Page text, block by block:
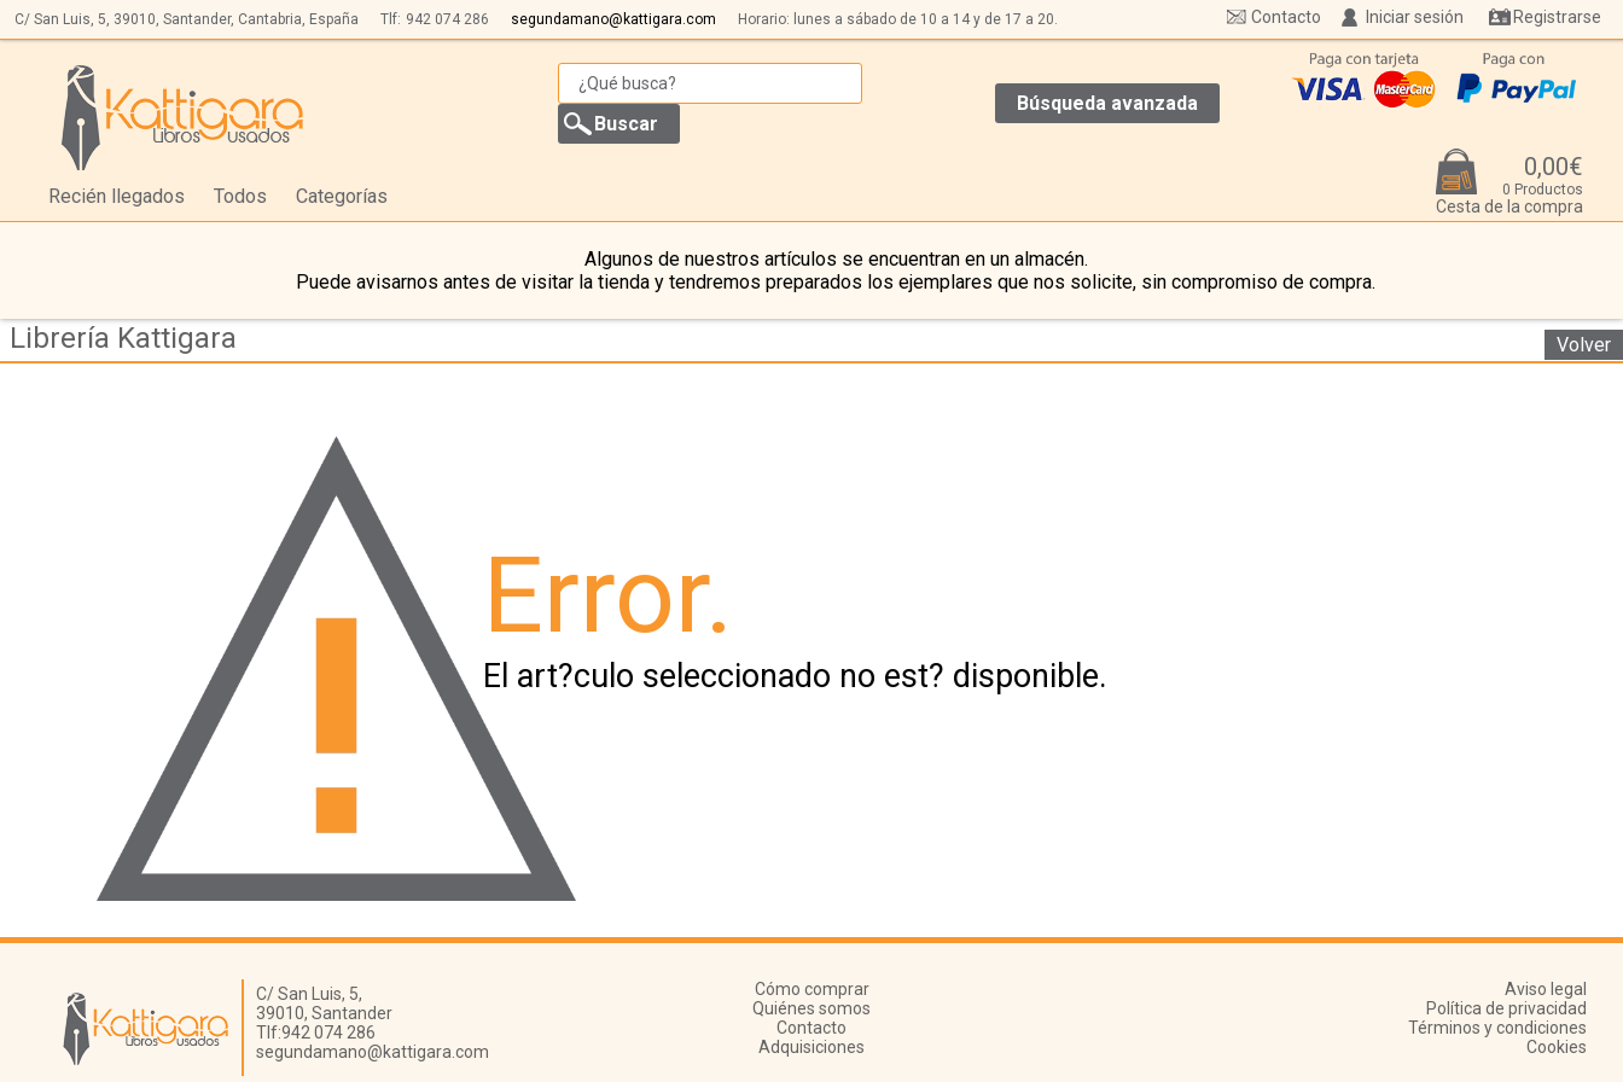
C/ San Luis, 5, 39010, Santander, Cantabria, España Tlf: 942 074 286 segundamano@kattigara.com Horario: lunes a sábado de 10 a 14 y de 17 a 20. Iniciar sesión Registrarse
Contacto
Búsqueda avanzada
Recién llegados Todos Categorías
0,00€
0 Productos
Cesta de la compra
Algunos de nuestros artículos se encuentran en un almacén.
Puede avisarnos antes de visitar la tienda y tendremos preparados los ejemplares que nos solicite, sin compromiso de compra.
Librería Kattigara Volver
Error.
El art?culo seleccionado no est? disponible.
Librería Kattigara
C/ San Luis, 5,
39010, Santander
Tlf:942 074 286
segundamano@kattigara.com
Cómo comprar
Quiénes somos
Contacto
Adquisiciones
Aviso legal
Política de privacidad
Términos y condiciones
Cookies